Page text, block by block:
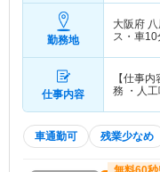
勤務地
大阪府
ス・車10
仕事内容
【仕事
務 ・人
車通勤可 残業少なめ